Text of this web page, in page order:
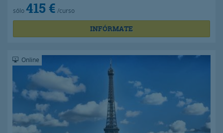
sólo415 € /curso
INFÓRMATE
Online